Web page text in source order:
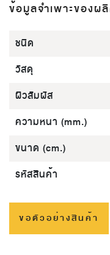
ข้อมูลจำเพาะของ
ชนิด
วัสดุ
ผิวสัมผัส
ความหนา (mm.)
ขนาด (cm.)
รหัสสินค้า
ขอตัวอย่างสินค้า